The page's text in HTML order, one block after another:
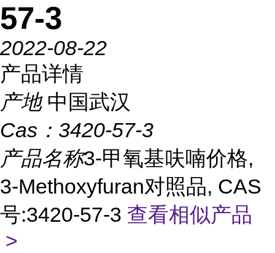
57-3
2022-08-22
产品详情
产地 中国武汉
Cas： 3420-57-3
产品名称3-甲氧基呋喃价格,
3-Methoxyfuran对照品, CAS
号:3420-57-3 查看相似产品
>